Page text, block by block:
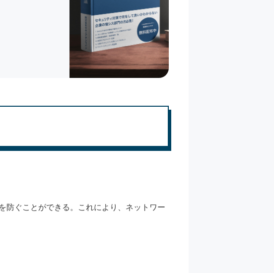
防ぐことができる。これにより、ネットワー